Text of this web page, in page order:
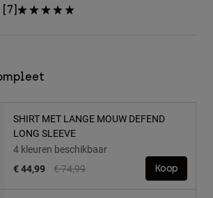
SHIRT MET LANGE MOUW DEFEND
LONG SLEEVE
4 kleuren beschikbaar
Price reduced from
€ 74,99to
€ 44,99 Koop